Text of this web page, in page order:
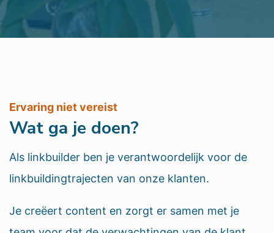
Ervaring niet vereist
Wat ga je doen?
Als linkbuilder ben je verantwoordelijk voor de
linkbuildingtrajecten van onze klanten.
Je creëert content en zorgt er samen met je